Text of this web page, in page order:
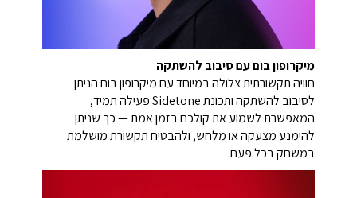
מיקרופון בום עם סיבוב להשתקה
חוויה תקשורתית צלולה במיוחד עם מיקרופון בום הניתן
לסיבוב להשתקה ותכונת Sidetone פעילה תמיד,
המאפשרת לשמוע את קולכם בזמן אמת — כך שניתן
להימנע מצעקה או מלחש, ולהבטיח תקשורת מושלמת
במשחק בכל פעם.